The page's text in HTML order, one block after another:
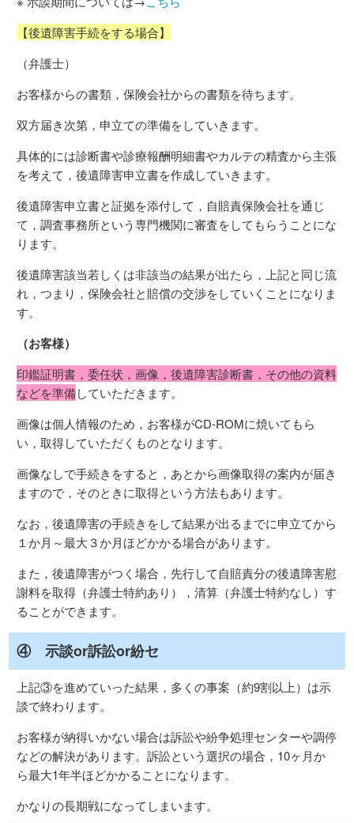
【後遺障害手続をする場合】
（弁護士）
お客様からの書類，保険会社からの書類を待ちます。
双方届き次第，申立ての準備をしていきます。
具体的には診断書や診療報酬明細書やカルテの精査から主張
を考えて，後遺障害申立書を作成していきます。
後遺障害申立書と証拠を添付して，自賠責保険会社を通じ
て，調査事務所という専門機関に審査をしてもらうことにな
ります。
後遺障害該当若しくは非該当の結果が出たら，上記と同じ流
れ，つまり，保険会社と賠償の交渉をしていくことになりま
す。
（お客様）
印鑑証明書，委任状，画像，後遺障害診断書，その他の資料
などを準備していただきます。
画像は個人情報のため，お客様がCD-ROMに焼いてもら
い，取得していただくものとなります。
画像なしで手続きをすると，あとから画像取得の案内が届き
ますので，そのときに取得という方法もあります。
なお，後遺障害の手続きをして結果が出るまでに申立てから
１か月～最大３か月ほどかかる場合があります。
また，後遺障害がつく場合，先行して自賠責分の後遺障害慰
謝料を取得（弁護士特約あり），清算（弁護士特約なし）す
ることができます。
④ 示談or訴訟or紛セ
上記③を進めていった結果，多くの事案（約9割以上）は示
談で終わります。
お客様が納得いかない場合は訴訟や紛争処理センターや調停
などの解決があります。訴訟という選択の場合，10ヶ月か
ら最大1年半ほどかかることになります。
かなりの長期戦になってしまいます。